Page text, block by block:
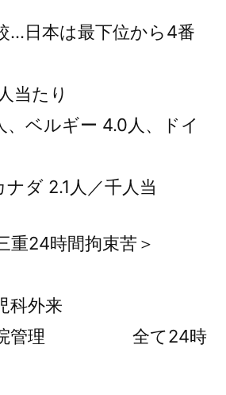
…日本は最下位から4番
当たり
、ベルギー 4.0人、ドイ
ダ 2.1人／千人当
重24時間拘束苦＞
科外来
入院管理 全て24時